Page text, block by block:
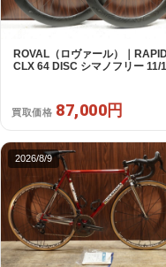
ROVAL（ロヴァール）｜
CLX 64 DISC シマノフリー 11/
買取価格 87,000円
2026/8/9